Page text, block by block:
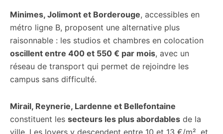
Minimes, Jolimont et Borderouge, accessibles en
métro ligne B, proposent une alternative plus
raisonnable : les studios et chambres en colocation
oscillent entre 400 et 550 € par mois, avec un
réseau de transport qui permet de rejoindre les
campus sans difficulté.
Mirail, Reynerie, Lardenne et Bellefontaine
constituent les secteurs les plus abordables de la
ville. Les loyers y descendent entre 10 et 13 €/m², et